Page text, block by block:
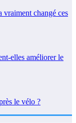
vraiment changé ces
elles améliorer le
le vélo ?